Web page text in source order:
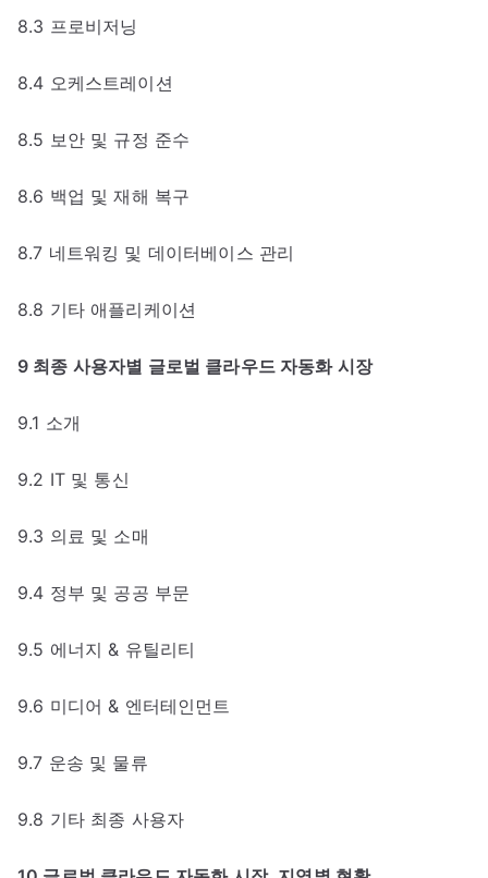
8.3 프로비저닝
8.4 오케스트레이션
8.5 보안 및 규정 준수
8.6 백업 및 재해 복구
8.7 네트워킹 및 데이터베이스 관리
8.8 기타 애플리케이션
9 최종 사용자별 글로벌 클라우드 자동화 시장
9.1 소개
9.2 IT 및 통신
9.3 의료 및 소매
9.4 정부 및 공공 부문
9.5 에너지 & 유틸리티
9.6 미디어 & 엔터테인먼트
9.7 운송 및 물류
9.8 기타 최종 사용자